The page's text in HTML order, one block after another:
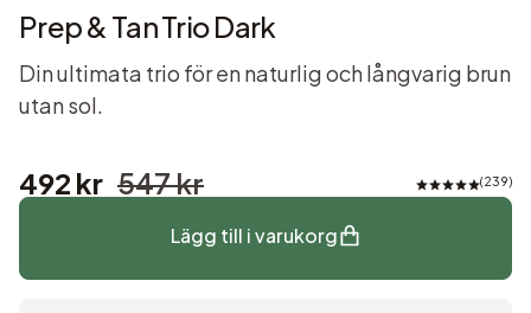
Prep & Tan Trio Dark
Din ultimata trio för en naturlig och långvarig brun
utan sol.
492 kr 547 kr 239
Lägg till i varukorg